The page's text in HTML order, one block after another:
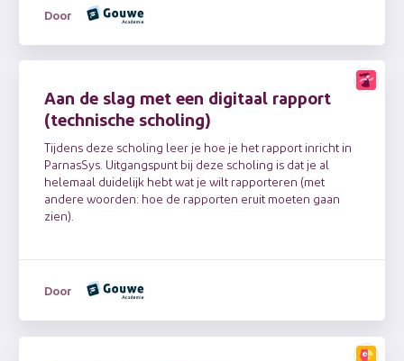
Door
Aan de slag met een digitaal rapport
(technische scholing)
Tijdens deze scholing leer je hoe je het rapport inricht in
ParnasSys. Uitgangspunt bij deze scholing is dat je al
helemaal duidelijk hebt wat je wilt rapporteren (met
andere woorden: hoe de rapporten eruit moeten gaan
zien).
Door